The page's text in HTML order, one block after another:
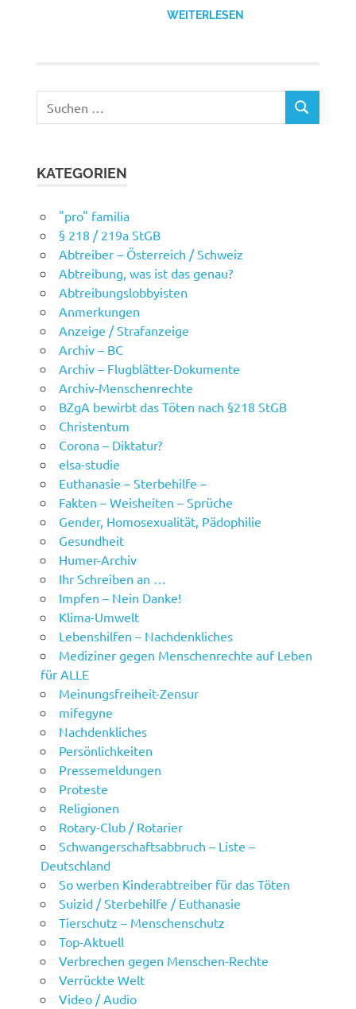
WEITERLESEN
nach:
SUCHEN
KATEGORIEN
"pro" familia
§ 218 / 219a StGB
Abtreiber – Österreich / Schweiz
Abtreibung, was ist das genau?
Abtreibungslobbyisten
Anmerkungen
Anzeige / Strafanzeige
Archiv – BC
Archiv – Flugblätter-Dokumente
Archiv-Menschenrechte
BZgA bewirbt das Töten nach §218 StGB
Christentum
Corona – Diktatur?
elsa-studie
Euthanasie – Sterbehilfe –
Fakten – Weisheiten – Sprüche
Gender, Homosexualität, Pädophilie
Gesundheit
Humer-Archiv
Ihr Schreiben an …
Impfen – Nein Danke!
Klima-Umwelt
Lebenshilfen – Nachdenkliches
Mediziner gegen Menschenrechte auf Leben
für ALLE
Meinungsfreiheit-Zensur
mifegyne
Nachdenkliches
Persönlichkeiten
Pressemeldungen
Proteste
Religionen
Rotary-Club / Rotarier
Schwangerschaftsabbruch – Liste –
Deutschland
So werben Kinderabtreiber für das Töten
Suizid / Sterbehilfe / Euthanasie
Tierschutz – Menschenschutz
Top-Aktuell
Verbrechen gegen Menschen-Rechte
Verrückte Welt
Video / Audio